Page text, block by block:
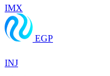
IMX
EGP
INJ